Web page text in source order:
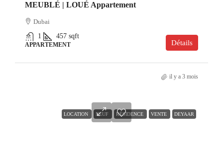
MEUBLÉ | LOUÉ Appartement
Dubai
1
457 sqft
APPARTEMENT Détails
il y a 3 mois
LOCATION NEUF RÉSIDENCE VENTE DEYAAR